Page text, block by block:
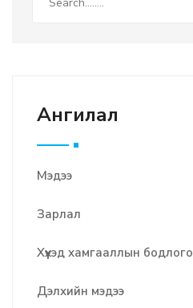
Ангилал
Мэдээ
Зарлал
Хүүхэд хамгааллын бодлого
Дэлхийн мэдээ